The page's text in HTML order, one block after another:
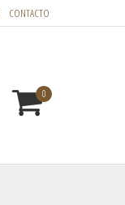
CONTACTO
0